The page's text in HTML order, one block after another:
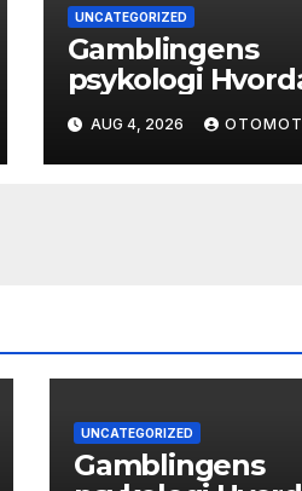
UNCATEGORIZED
Gamblingens
psykologi
tanker former
og atferd
AUG 4, 2026
UNCATEGORIZED
Gamblingens